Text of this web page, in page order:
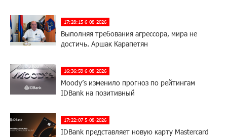
17:28:15 6-08-2026
Выполняя требования агрессора, мира не
достичь. Аршак Карапетян
16:36:59 6-08-2026
Moody’s изменило прогноз по рейтингам
IDBank на позитивный
17:22:07 5-08-2026
IDBank представляет новую карту Mastercard